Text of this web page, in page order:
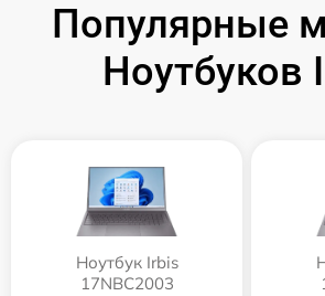
Популярные
Ноутбуков
Ноутбук Irbis
17NBC2003